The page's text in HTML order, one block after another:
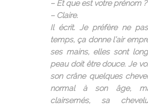
– Et que est votre prénom ?
– Claire.
Il écrit. Je préfère ne
temps, ça donne l’air
ses mains, elles sont
peau doit être douce. Je
son crâne quelques
normal à son âge,
clairsemés, sa